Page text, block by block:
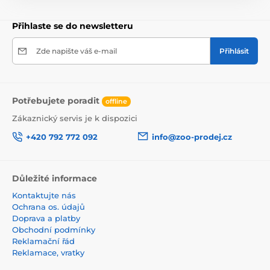
Krmivo pro hlodavce
Přihlaste se do newsletteru
Zde napište váš e-mail Přihlásit
Potřebujete poradit offline
Zákaznický servis je k dispozici
+420 792 772 092
info@zoo-prodej.cz
Důležité informace
Kontaktujte nás
Ochrana os. údajů
Doprava a platby
Obchodní podmínky
Reklamační řád
Reklamace, vratky